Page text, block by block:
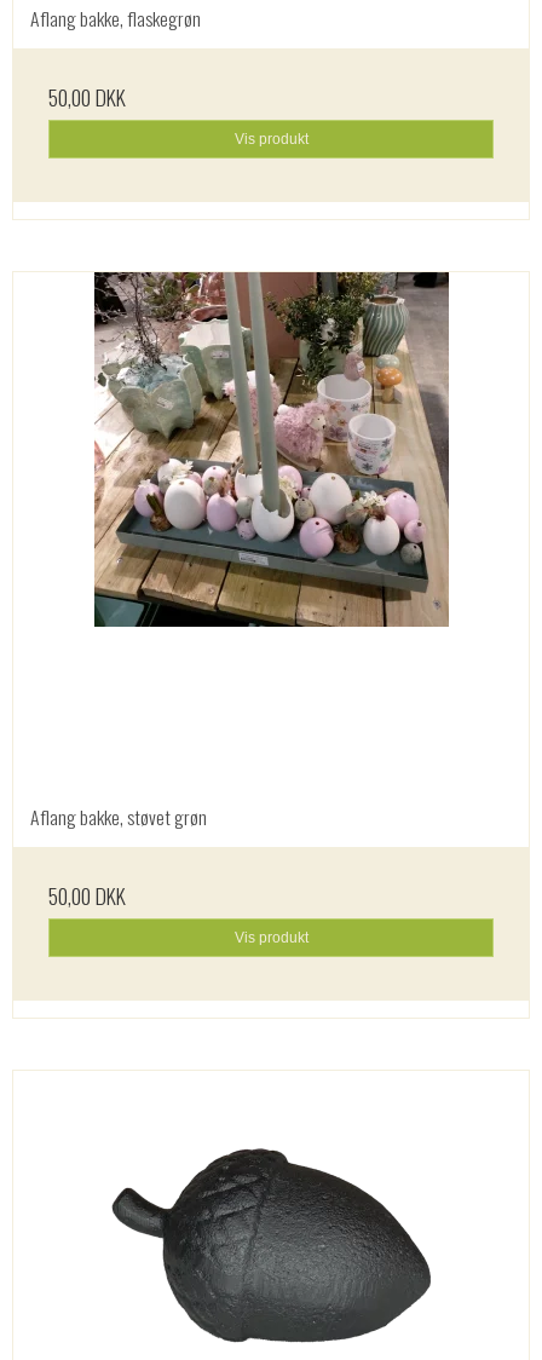
Aflang bakke, flaskegrøn
50,00 DKK
Vis produkt
Aflang bakke, støvet grøn
50,00 DKK
Vis produkt